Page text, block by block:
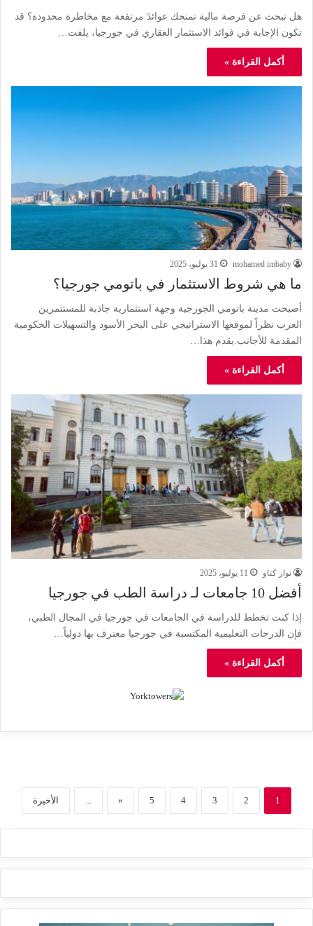
هل تبحث عن فرصة مالية تمنحك عوائدَ مرتفعة مع مخاطرة محدودة؟ قد
تكون الإجابة في فوائد الاستثمار العقاري في جورجيا، يلفت…
أكمل القراءة »
mohamed imbaby 31 يوليو، 2025
ما هي شروط الاستثمار في باتومي جورجيا؟
أصبحت مدينة باتومي الجورجية وجهة استثمارية جاذبة للمستثمرين
العرب نظراً لموقعها الاستراتيجي على البحر الأسود والتسهيلات الحكومية
المقدمة للأجانب.يقدم هذا…
أكمل القراءة »
نوار كتاو 11 يوليو، 2025
أفضل 10 جامعات لـ دراسة الطب في جورجيا
إذا كنت تخطط للدراسة في الجامعات في جورجيا في المجال الطبي،
فإن الدرجات التعليمية المكتسبة في جورجيا معترف بها دولياً…
أكمل القراءة »
1
2
3
4
5
» الأخيرة